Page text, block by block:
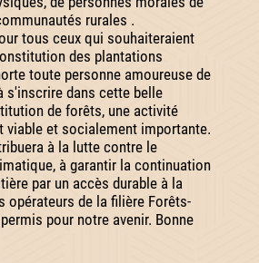
rurales .
tous ceux qui souhaiteraient
des plantations
toute personne amoureuse de
s'inscrire dans cette belle
de forêts, une activité
viable et socialement importante.
à la lutte contre le
à garantir la continuation
par un accès durable à la
opérateurs de la filière Forêts-
pour notre avenir. Bonne